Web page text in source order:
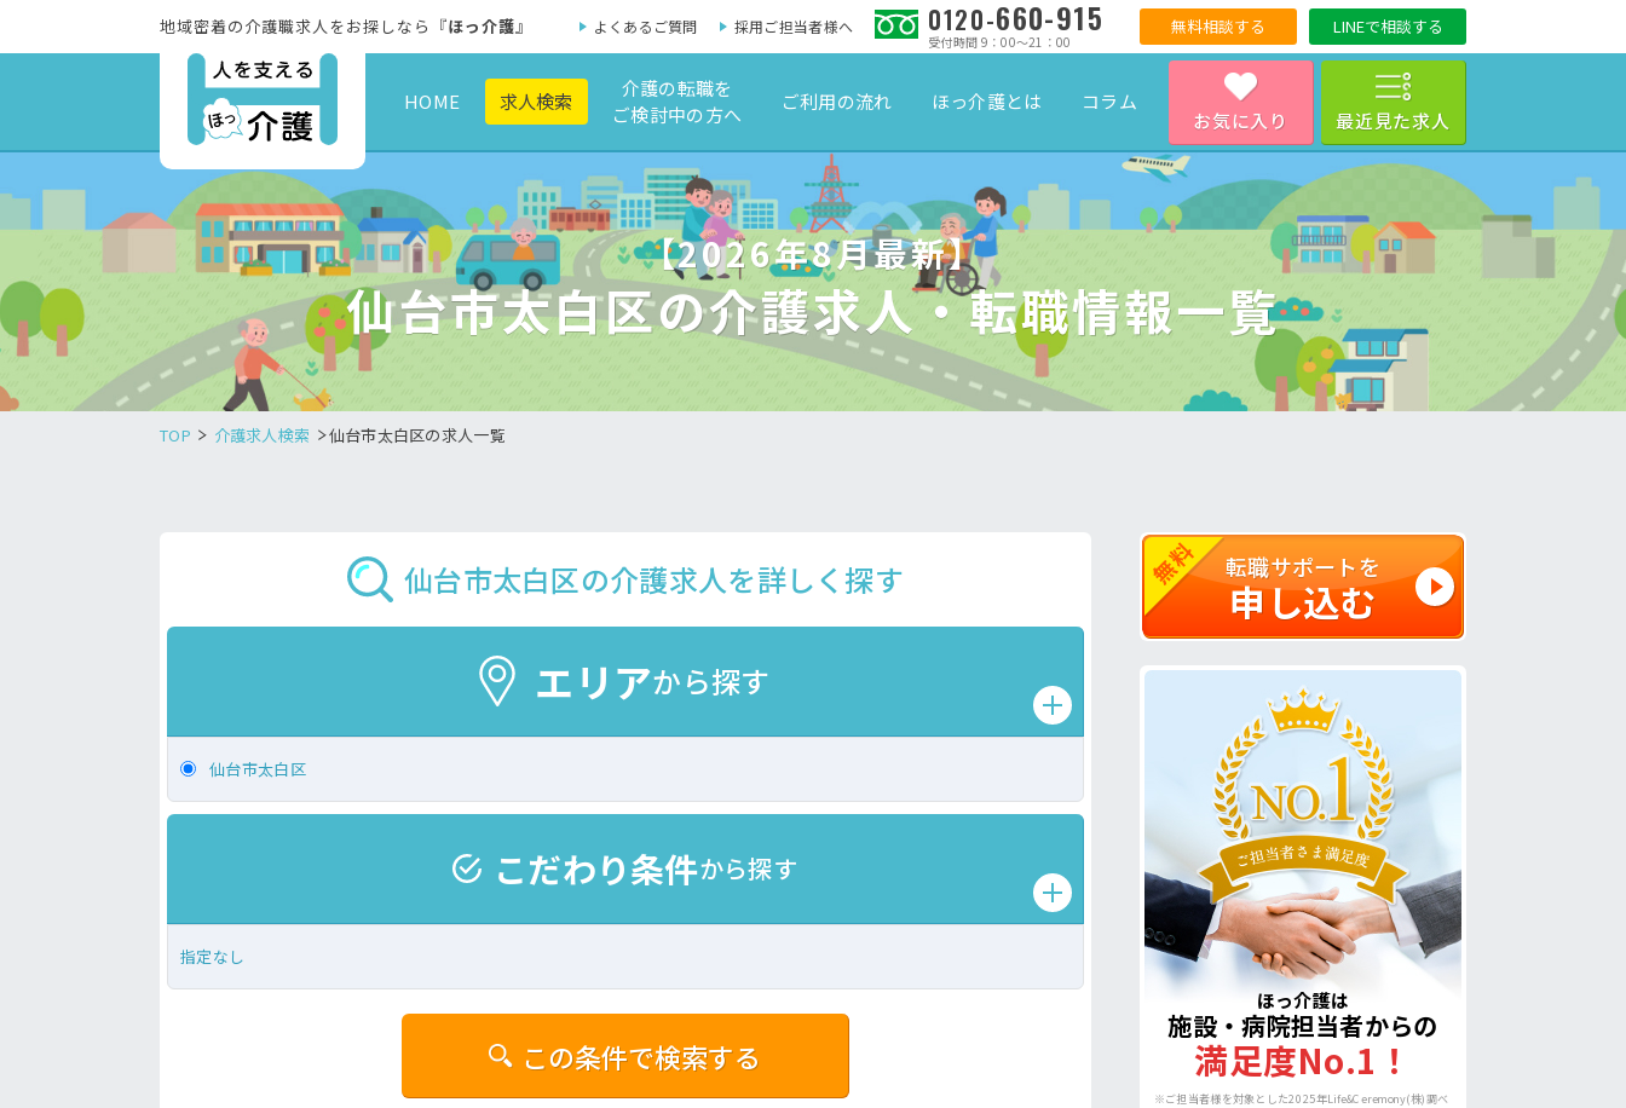
お気に入り 最近見た求人
地域密着の介護職求人をお探しなら『ほっ介護』 よくあるご質問 採用ご担当者様へ 0120-660-915
受付時間 9：00～21：00
無料相談する LINEで相談する
HOME 求人検索
介護の転職を
ご検討中の方へ
ご利用の流れ ほっ介護とは コラム
【2026年8月最新】
仙台市太白区の介護求人・転職情報一覧
TOP 介護求人検索 仙台市太白区の求人一覧
仙台市太白区の介護求人を詳しく探す
エリアから探す
仙台市太白区
こだわり条件から探す
指定なし
この条件で検索する
無料 転職サポートを
申し込む
ほっ介護は
施設・病院担当者からの
満足度No.1！
※ご担当者様を対象とした2025年Life&Ceremony(株)調べ